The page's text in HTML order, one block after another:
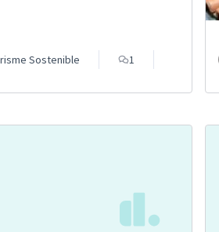
Sostenible
1